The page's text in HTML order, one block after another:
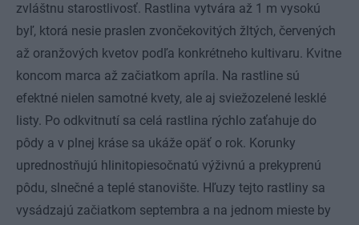
zvláštnu starostlivosť. Rastlina vytvára až 1 m vysokú
byľ, ktorá nesie praslen zvončekovitých žltých, červených
až oranžových kvetov podľa konkrétneho kultivaru. Kvitne
koncom marca až začiatkom apríla. Na rastline sú
efektné nielen samotné kvety, ale aj sviežozelené lesklé
listy. Po odkvitnutí sa celá rastlina rýchlo zaťahuje do
pôdy a v plnej kráse sa ukáže opäť o rok. Korunky
uprednostňujú hlinitopiesočnatú výživnú a prekyprenú
pôdu, slnečné a teplé stanovište. Hľuzy tejto rastliny sa
vysádzajú začiatkom septembra a na jednom mieste by